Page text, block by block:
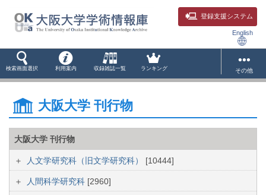
登録支援システム
English
検索画面選択 利用案内 収録雑誌一覧 ランキング その他
大阪大学 刊行物
大阪大学 刊行物
人文学研究科（旧文学研究科） [10444]
人間科学研究科 [2960]